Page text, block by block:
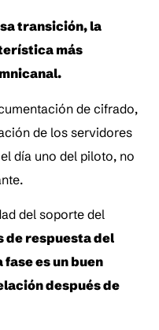
transición, la
más
de cifrado,
de los servidores
día uno del piloto, no
del soporte del
de respuesta del
es un buen
después de